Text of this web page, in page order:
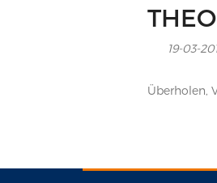
19-03-
Überholen,